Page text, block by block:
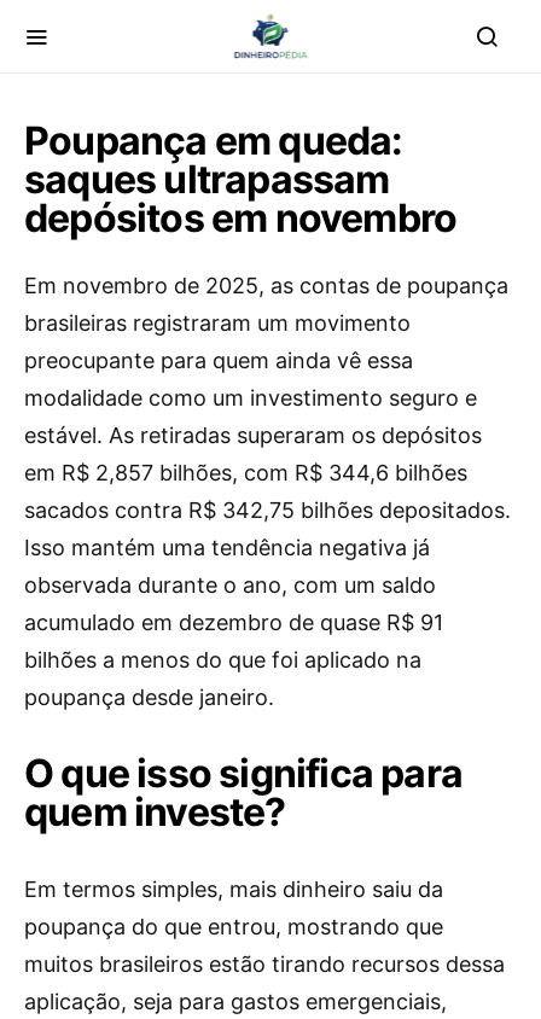
Poupança em queda:
saques ultrapassam
depósitos em novembro
Em novembro de 2025, as contas de poupança
brasileiras registraram um movimento
preocupante para quem ainda vê essa
modalidade como um investimento seguro e
estável. As retiradas superaram os depósitos
em R$ 2,857 bilhões, com R$ 344,6 bilhões
sacados contra R$ 342,75 bilhões depositados.
Isso mantém uma tendência negativa já
observada durante o ano, com um saldo
acumulado em dezembro de quase R$ 91
bilhões a menos do que foi aplicado na
poupança desde janeiro.
O que isso significa para
quem investe?
Em termos simples, mais dinheiro saiu da
poupança do que entrou, mostrando que
muitos brasileiros estão tirando recursos dessa
aplicação, seja para gastos emergenciais,